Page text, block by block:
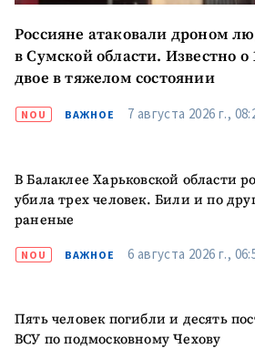
Россияне атаковали дроном
в Сумской области. Известно
двое в тяжелом состоянии
NOU ВАЖНОЕ 7 августа 2026 г.,
В Балаклее Харьковской области
убила трех человек. Били и по
раненые
NOU ВАЖНОЕ 6 августа 2026 г.,
Пять человек погибли и десять
ВСУ по подмосковному Чехову
заголовок
Фотография
+ Загрузить
изображение
медиа
Текст новости
+ Добавить текст
новости
КОНТАКТНЫЙ ИСТОЧНИК
Имя + Моё имя